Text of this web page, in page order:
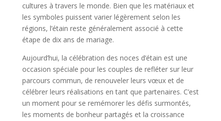
cultures à travers le monde. Bien que les matériaux et
les symboles puissent varier légèrement selon les
régions, l’étain reste généralement associé à cette
étape de dix ans de mariage.
Aujourd’hui, la célébration des noces d’étain est une
occasion spéciale pour les couples de refléter sur leur
parcours commun, de renouveler leurs vœux et de
célébrer leurs réalisations en tant que partenaires. C’est
un moment pour se remémorer les défis surmontés,
les moments de bonheur partagés et la croissance